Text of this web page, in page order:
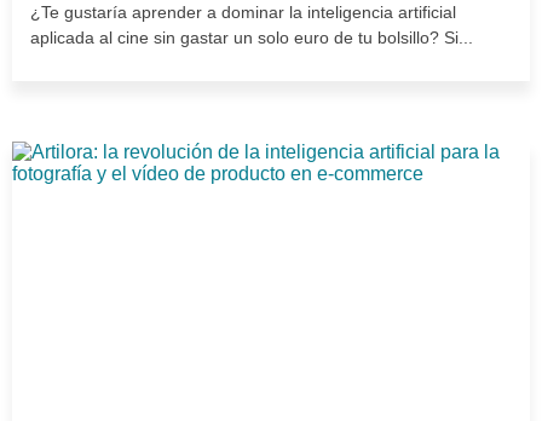
¿Te gustaría aprender a dominar la inteligencia artificial
aplicada al cine sin gastar un solo euro de tu bolsillo? Si...